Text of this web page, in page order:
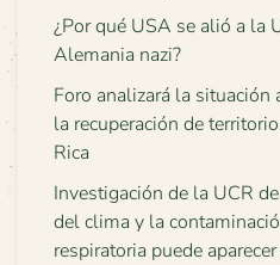
¿Por qué USA se alió a la
Alemania nazi?
Foro analizará la
la recuperación de
Rica
Investigación de la UCR
del clima y la
respiratoria puede